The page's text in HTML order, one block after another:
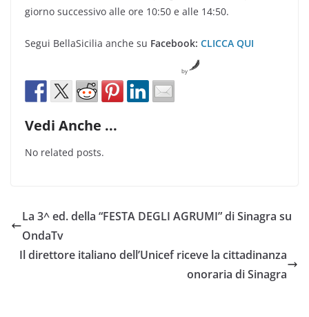
giorno successivo alle ore 10:50 e alle 14:50.
Segui BellaSicilia anche su Facebook: CLICCA QUI
by
Vedi Anche ...
No related posts.
La 3^ ed. della “FESTA DEGLI AGRUMI” di Sinagra su
OndaTv
Il direttore italiano dell’Unicef riceve la cittadinanza
onoraria di Sinagra